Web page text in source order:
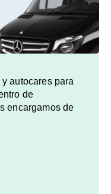
autocares para
de
encargamos de